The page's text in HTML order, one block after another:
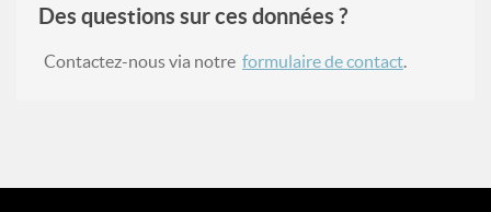
Des questions sur ces données ?
Contactez-nous via notre formulaire de contact.